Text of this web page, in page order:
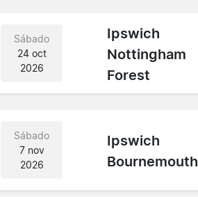
Sábado
24 oct
2026
Ipswich
Nottingham
Forest
Sábado
7 nov
2026
Ipswich
Bournemouth